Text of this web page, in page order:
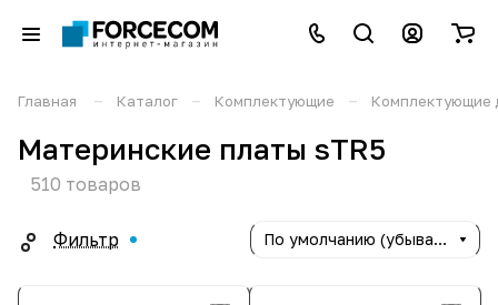
Главная – Каталог – Комплектующие – Комплектующие
Материнские платы sTR5
510 товаров
Фильтр По умолчанию (убывание)